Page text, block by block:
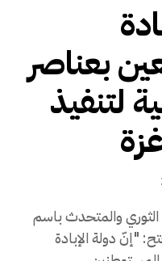
بعناصر
لتنفيذ
والمتحدث باسم
"إنّ دولة الإبادة